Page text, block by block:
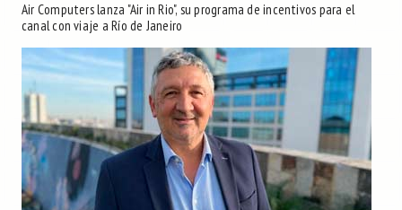
Air Computers lanza "Air in Rio", su programa de incentivos para el
canal con viaje a Río de Janeiro